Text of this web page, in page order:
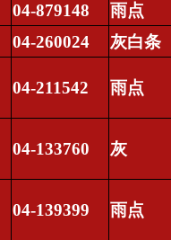
04-879148
雨点
04-260024
灰白条
04-211542 雨点
04-133760 灰
04-139399 雨点